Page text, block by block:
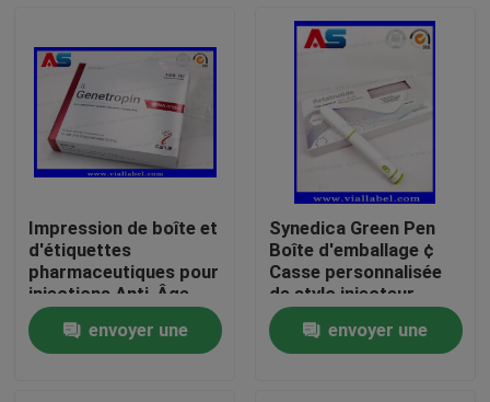
Maison
Produits
Impression de boîte et
d'étiquettes
pharmaceutiques pour
injections Anti-Âge
191AA en petits
flacons de 3 ml
Genetropin
envoyer une
Synedica Green Pen
Boîte d'emballage ¢
Casse personnalisée
de stylo injecteur
peptidique pour Reta
stylo injecteur
peptidique 40 mg,
envoyer une